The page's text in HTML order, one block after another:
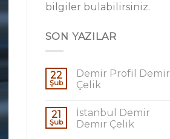
bilgiler bulabilirsiniz.
SON YAZILAR
22
Şub
Demir Profil Demir
Çelik
21
Şub
İstanbul Demir
Demir Çelik